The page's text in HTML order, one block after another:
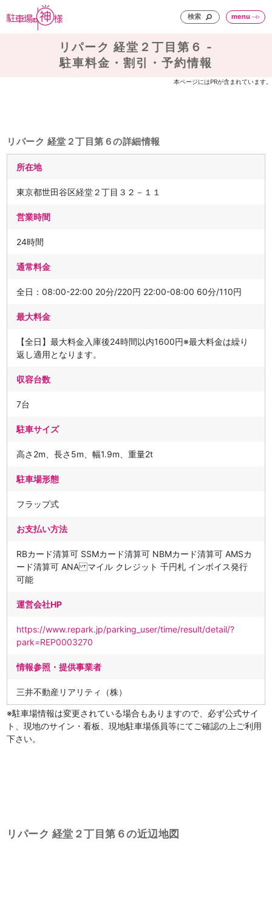
検索 menu
リパーク 経堂２丁目第６ -
駐車料金・割引・予約情報
本ページにはPRが含まれています。
リパーク 経堂２丁目第６の詳細情報
所在地
東京都世田谷区経堂２丁目３２－１１
営業時間
24時間
通常料金
全日：08:00-22:00 20分/220円 22:00-08:00 60分/110円
最大料金
【全日】最大料金入庫後24時間以内1600円※最大料金は繰り
返し適用となります。
収容台数
7台
駐車サイズ
高さ2m、長さ5m、幅1.9m、重量2t
駐車場形態
フラップ式
お支払い方法
RBカード清算可 SSMカード清算可 NBMカード清算可 AMSカ
ード清算可 ANA マイル クレジット 千円札 インボイス発行
可能
運営会社HP
https://www.repark.jp/parking_user/time/result/detail/?
park=REP0003270
情報参照・提供事業者
三井不動産リアリティ（株）
※駐車場情報は変更されている場合もありますので、必ず公式サイ
ト、現地のサイン・看板、現地駐車場係員等にてご確認の上ご利用
下さい。
リパーク 経堂２丁目第６の近辺地図